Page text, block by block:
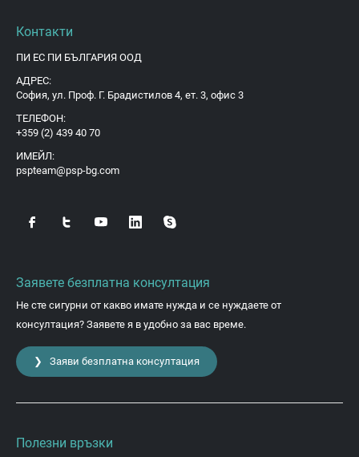
Контакти
ПИ ЕС ПИ БЪЛГАРИЯ ООД
АДРЕС:
София, ул. Проф. Г. Брадистилов 4, ет. 3, офис 3
ТЕЛЕФОН:
+359 (2) 439 40 70
ИМЕЙЛ:
pspteam@psp-bg.com
Заявете безплатна консултация
Не сте сигурни от какво имате нужда и се нуждаете от
консултация? Заявете я в удобно за вас време.
❯ Заяви безплатна консултация
Полезни връзки